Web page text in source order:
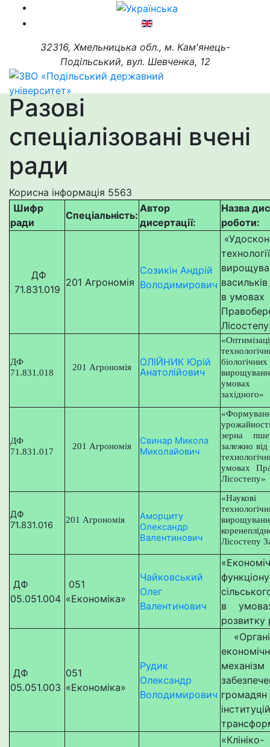
32316, Хмельницька обл., м. Кам'янець-
Подільський, вул. Шевченка, 12
Разові
спеціалізовані вчені
ради
Корисна інформація 5563
Шифр
ради
Спеціальність:
Автор
дисертації:
Назва
роботи:
ДФ
71.831.019
201 Агрономія
Созикін Андрій
Володимирович
технології
в умовах
ДФ
71.831.018
201 Агрономія
ОЛІЙНИК Юрій
Анатолійович
умовах
західного»
ДФ
71.831.017
201 Агрономія
Свинар Микола
Миколайович
зерна
залежно
умовах
Лісостепу»
ДФ
71.831.016
201 Агрономія
Аморциту
Олександр
Валентинович
«
Лісостепу
ДФ
05.051.004
051
«Економіка»
Чайковський
Олег
Валентинович
в
розвитку
ДФ
05.051.003
051
«Економіка»
Рудик
Олександр
Володимирович
механізм
«Клініко-